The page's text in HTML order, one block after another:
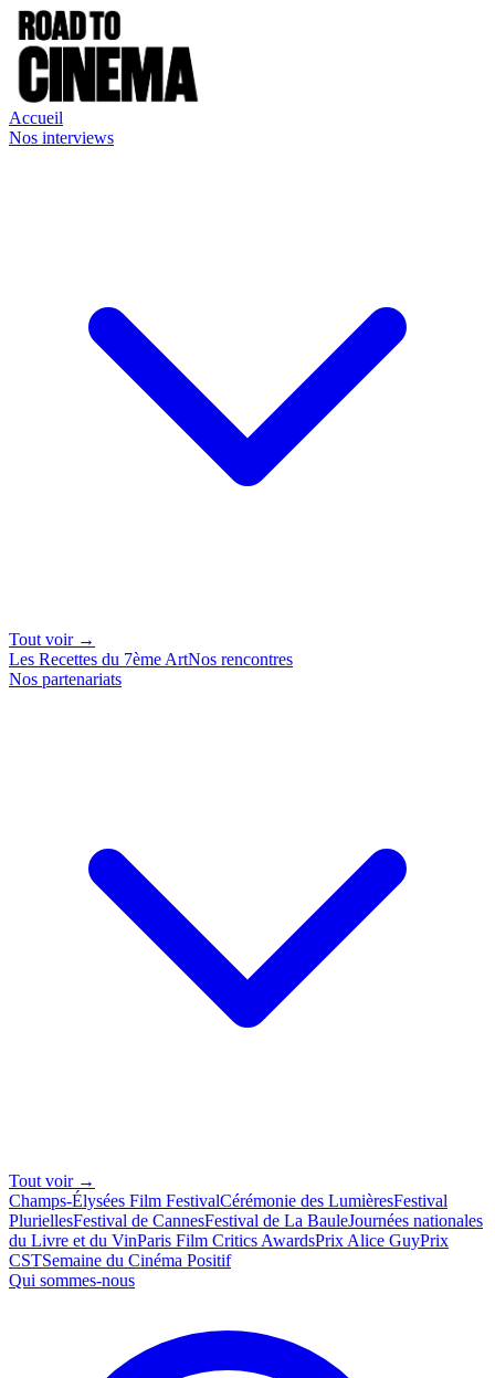
Accueil
Nos interviews
Tout voir →
Les Recettes du 7ème ArtNos rencontres
Nos partenariats
Tout voir →
Champs-Élysées Film FestivalCérémonie des LumièresFestival
PluriellesFestival de CannesFestival de La BauleJournées nationales
du Livre et du VinParis Film Critics AwardsPrix Alice GuyPrix
CSTSemaine du Cinéma Positif
Qui sommes-nous